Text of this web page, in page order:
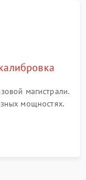
магистрали.
мощностях.
индикаторов
перегрева.